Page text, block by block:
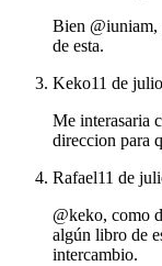
Bien @iuniam,
de esta.
Keko11 de
Me interasaria
direccion para
Rafael11 de
@keko, como
algún libro de
intercambio.